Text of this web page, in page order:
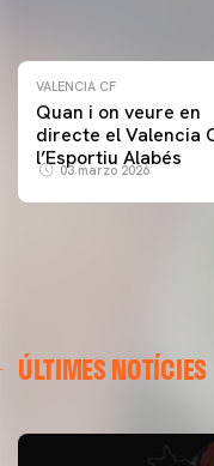
VALENCIA CF
Quan i on veure en
directe el Valencia
l’Esportiu Alabés
03 marzo 2026
ÚLTIMES NOTÍCIES